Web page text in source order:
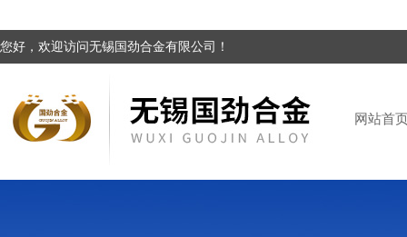
您好，欢迎访问无锡国劲合金有限公司！
网站首